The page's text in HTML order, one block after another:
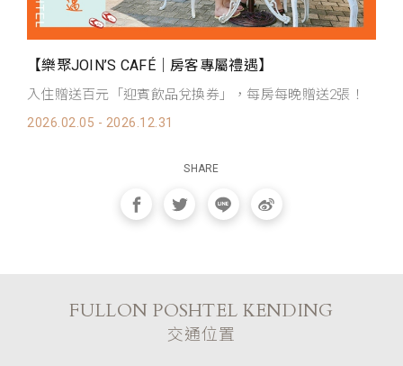
【樂聚JOIN’S CAFÉ｜房客專屬禮遇】
入住贈送百元「迎賓飲品兌換券」，每房每晚贈送2張！
2026.02.05 - 2026.12.31
SHARE
FULLON POSHTEL KENDING
交通位置